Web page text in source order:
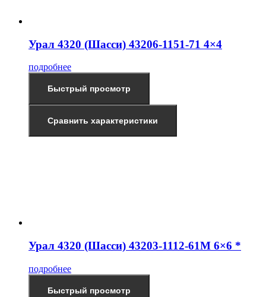
Урал 4320 (Шасси) 43206-1151-71 4×4
подробнее
Быстрый просмотр
Сравнить характеристики
Урал 4320 (Шасси) 43203-1112-61М 6×6 *
подробнее
Быстрый просмотр